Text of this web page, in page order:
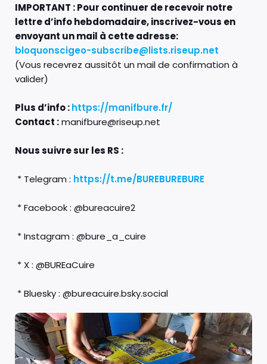
IMPORTANT : Pour continuer de recevoir notre
lettre d’info hebdomadaire, inscrivez-vous en
envoyant un mail à cette adresse:
bloquonscigeo-subscribe@lists.riseup.net
(Vous recevrez aussitôt un mail de confirmation à
valider)
Plus d’info :https://manifbure.fr/
Contact :manifbure@riseup.net
Nous suivre sur les RS :
* Telegram : https://t.me/BUREBUREBURE
* Facebook : @bureacuire2
* Instagram : @bure_a_cuire
* X : @BUREaCuire
* Bluesky : @bureacuire.bsky.social‬